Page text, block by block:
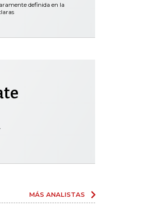
definida en la
MÁS ANALISTAS